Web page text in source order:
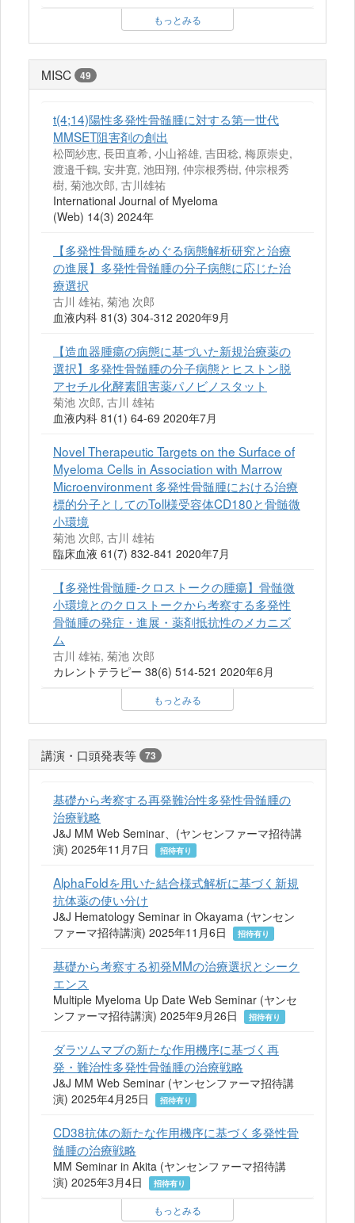
もっとみる
MISC 49
t(4;14)陽性多発性骨髄腫に対する第一世代
MMSET阻害剤の創出
松岡紗恵, 長田直希, 小山裕雄, 吉田稔, 梅原崇史,
渡邉千鶴, 安井寛, 池田翔, 仲宗根秀樹, 仲宗根秀
樹, 菊池次郎, 古川雄祐
International Journal of Myeloma
(Web) 14(3) 2024年
【多発性骨髄腫をめぐる病態解析研究と治療
の進展】多発性骨髄腫の分子病態に応じた治
療選択
古川 雄祐, 菊池 次郎
血液内科 81(3) 304-312 2020年9月
【造血器腫瘍の病態に基づいた新規治療薬の
選択】多発性骨髄腫の分子病態とヒストン脱
アセチル化酵素阻害薬パノビノスタット
菊池 次郎, 古川 雄祐
血液内科 81(1) 64-69 2020年7月
Novel Therapeutic Targets on the Surface of
Myeloma Cells in Association with Marrow
Microenvironment 多発性骨髄腫における治療
標的分子としてのToll様受容体CD180と骨髄微
小環境
菊池 次郎, 古川 雄祐
臨床血液 61(7) 832-841 2020年7月
【多発性骨髄腫-クロストークの腫瘍】骨髄微
小環境とのクロストークから考察する多発性
骨髄腫の発症・進展・薬剤抵抗性のメカニズ
ム
古川 雄祐, 菊池 次郎
カレントテラピー 38(6) 514-521 2020年6月
もっとみる
講演・口頭発表等 73
基礎から考察する再発難治性多発性骨髄腫の
治療戦略
J&J MM Web Seminar、(ヤンセンファーマ招待講
演) 2025年11月7日
招待有り
AlphaFoldを用いた結合様式解析に基づく新規
抗体薬の使い分け
J&J Hematology Seminar in Okayama (ヤンセン
ファーマ招待講演) 2025年11月6日
招待有り
基礎から考察する初発MMの治療選択とシーク
エンス
Multiple Myeloma Up Date Web Seminar (ヤンセ
ンファーマ招待講演) 2025年9月26日
招待有り
ダラツムマブの新たな作用機序に基づく再
発・難治性多発性骨髄腫の治療戦略
J&J MM Web Seminar (ヤンセンファーマ招待講
演) 2025年4月25日
招待有り
CD38抗体の新たな作用機序に基づく多発性骨
髄腫の治療戦略
MM Seminar in Akita (ヤンセンファーマ招待講
演) 2025年3月4日
招待有り
もっとみる